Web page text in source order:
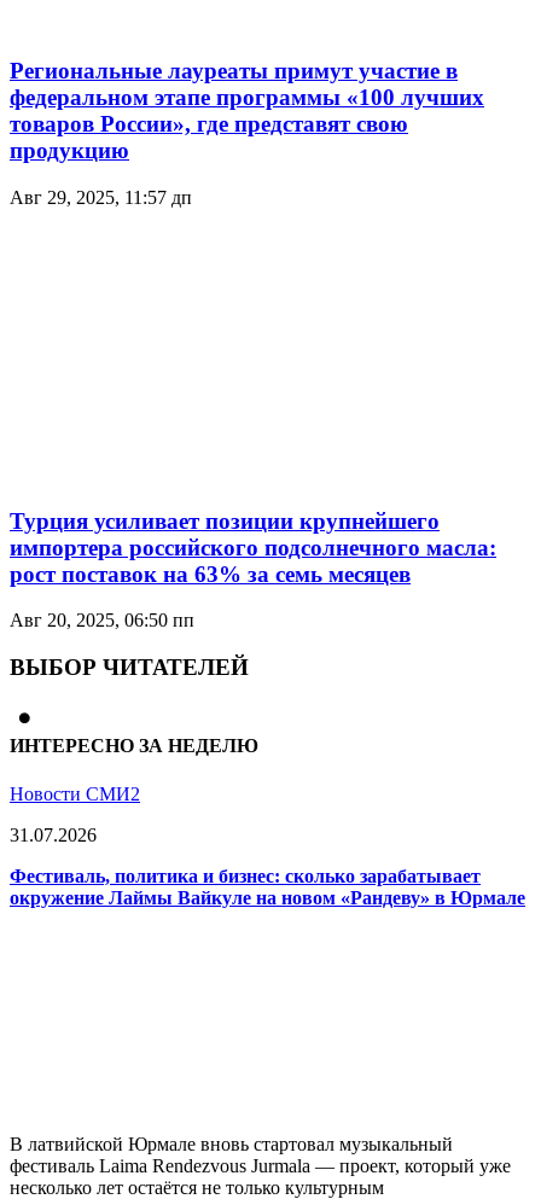
Региональные лауреаты примут участие в
федеральном этапе программы «100 лучших
товаров России», где представят свою
продукцию
Авг 29, 2025, 11:57 дп
Турция усиливает позиции крупнейшего
импортерa российского подсолнечного масла:
рост поставок на 63% за семь месяцев
Авг 20, 2025, 06:50 пп
ВЫБОР ЧИТАТЕЛЕЙ
ИНТЕРЕСНО ЗА НЕДЕЛЮ
Новости СМИ2
31.07.2026
Фестиваль, политика и бизнес: сколько зарабатывает
окружение Лаймы Вайкуле на новом «Рандеву» в Юрмале
В латвийской Юрмале вновь стартовал музыкальный
фестиваль Laima Rendezvous Jurmala — проект, который уже
несколько лет остаётся не только культурным